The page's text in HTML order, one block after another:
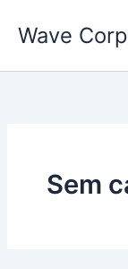
para
conteúdo
Wave
Sem